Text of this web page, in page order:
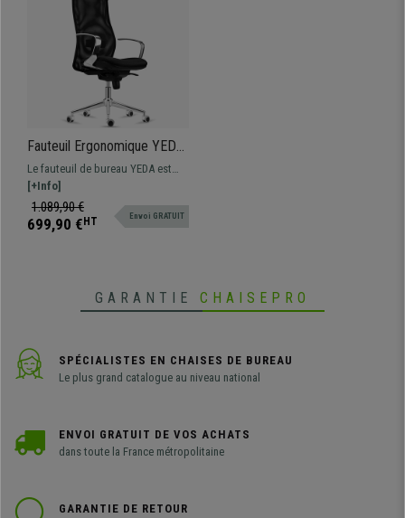
Fauteuil Ergonomique YEDA,
Dossier Haut, Support
Lombaire, en Maille
Respirable et Tissu, Noir
Le fauteuil de bureau YEDA est
particulièrement confortable et
ergonomique grâce à son haut
dossier et son support lombaire
[+Info]
1.089,90 €
699,90 € HT Envoi GRATUIT
GARANTIE CHAISEPRO
SPÉCIALISTES EN CHAISES DE BUREAU
Le plus grand catalogue au niveau national
ENVOI GRATUIT DE VOS ACHATS
dans toute la France métropolitaine
GARANTIE DE RETOUR